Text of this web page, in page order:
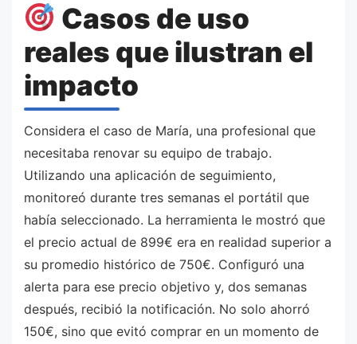
Casos de uso
reales que ilustran el
impacto
Considera el caso de María, una profesional que
necesitaba renovar su equipo de trabajo.
Utilizando una aplicación de seguimiento,
monitoreó durante tres semanas el portátil que
había seleccionado. La herramienta le mostró que
el precio actual de 899€ era en realidad superior a
su promedio histórico de 750€. Configuró una
alerta para ese precio objetivo y, dos semanas
después, recibió la notificación. No solo ahorró
150€, sino que evitó comprar en un momento de